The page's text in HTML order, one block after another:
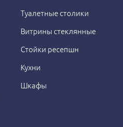
Туалетные столики
Витрины стеклянные
Стойки ресепшн
Кухни
Шкафы